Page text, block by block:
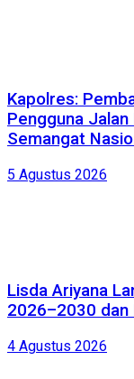
Kapolres:
Pengguna
Semangat
5 Agustus 2026
Lisda Ariyana
2026–2030 dan
4 Agustus 2026